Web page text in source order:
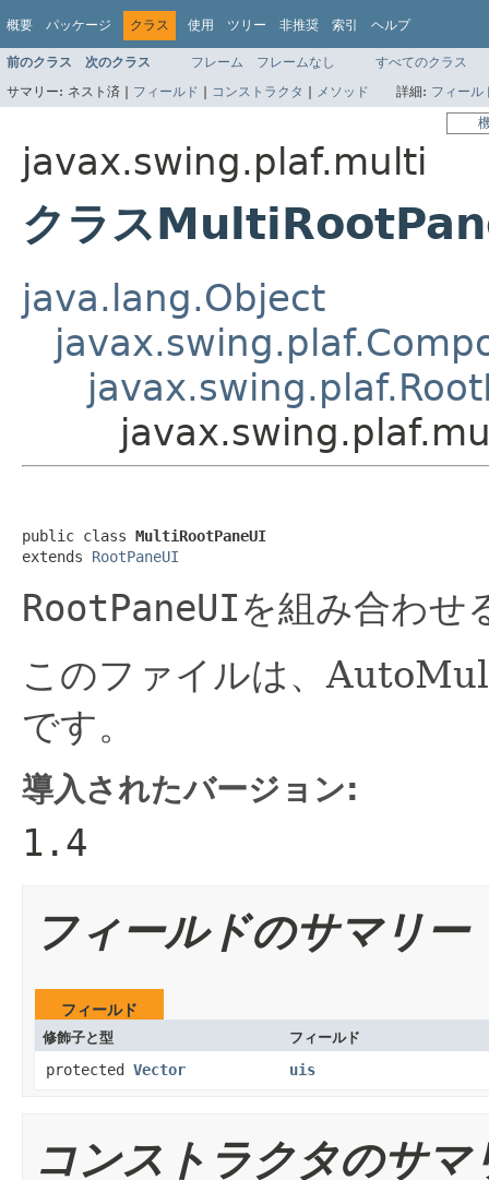
概要 パッケージ クラス 使用 ツリー 非推奨 索引 ヘルプ
前のクラス 次のクラス フレーム フレームなし
すべてのクラス
サマリー: ネスト済 | フィールド | コンストラクタ | メソッド 詳細: フィール
javax.swing.plaf.multi
クラス
java.lang.Object
public class MultiRootPaneUI
extends RootPaneUI
RootPaneUIを組み合わせ
このファイルは、
です。
導入されたバージョン:
1.4
フィールドのサマリー
フィールド
修飾子と型 フィールド
protected Vector uis
コンストラクタのサマ